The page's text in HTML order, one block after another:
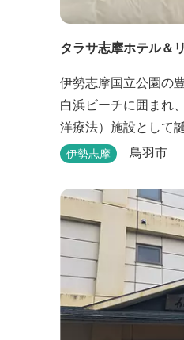
タラサ志摩ホテル＆
伊勢志摩国立公園の
白浜ビーチに囲まれ
洋療法）施設として
浅で穏やかな伊勢湾
の前の海からきれい
に新鮮な状態で使用
海の幸を楽しめるフ
す。
伊勢志摩 鳥羽市